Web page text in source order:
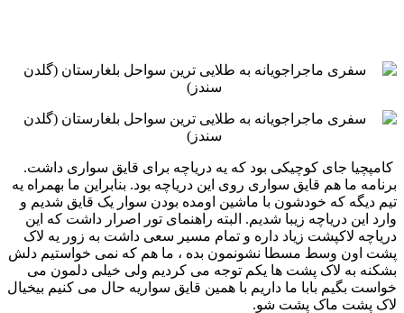
‏ کامپچیا جای کوچیکی بود که یه دریاچه برای قایق سواری داشت.
برنامه ما هم قایق سواری روی این دریاچه بود. بنابراین ‏ما بهمراه یه
تیم دیگه که خودشون با ماشین اومده بودن سوار یک قایق شدیم و
وارد این دریاچه زیبا شدیم. البته راهنمای ‏تور اصرار داشت که این
دریاچه لاکپشت زیاد داره و تمام مسیر سعی داشت به زور یه لاک
پشت اون وسط مسطا ‏نشونمون بده ، ما هم که نمی خواستیم دلش
بشکنه به لاک پشت ها یکم توجه می کردیم ولی خیلی دلمون می
خواست بگیم ‏بابا ما داریم با همین قایق سواریه حال می کنیم بیخیال
لاک پشت ماک پشت شو. ‏ ‏